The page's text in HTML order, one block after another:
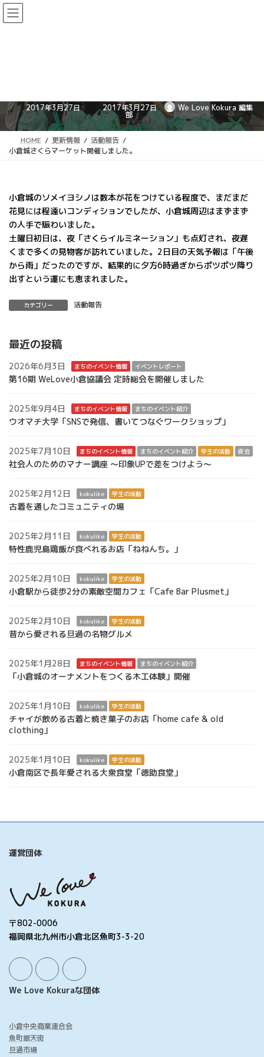
コ
ン
ッ
ナ
ビ
移
2017年3月27日 最
終
更
日
時
:
2017年3月27日 We Love Kokura 編集
部
HOME 更新情報
活動報告
小倉城さくらマーケット開催しました。
小倉城のソメイヨシノは数本が花をつけている程度で、まだまだ
花見には程遠いコンディションでしたが、小倉城周辺はまずまず
の人手で賑わいました。
土曜日初日は、夜「さくらイルミネーション」も点灯され、夜遅
くまで多くの見物客が訪れていました。2日目の天気予報は「午後
から雨」だったのですが、結果的に夕方6時過ぎからポツポツ降り
出すという運にも恵まれました。
カテゴリー 活動報告
最近の投稿
2026年6月3日 まちのイベント情報 イベントレポート
第16期 WeLove小倉協議会 定時総会を開催しました
2025年9月4日 まちのイベント情報 まちのイベント紹介
ウオマチ大学「SNSで発信、書いてつなぐワークショップ」
2025年7月10日 まちのイベント情報 まちのイベント紹介 学生の活動 夜会
社会人のためのマナー講座 ～印象UPで差をつけよう～
2025年2月12日 kokulike 学生の活動
古着を通したコミュニティの場
2025年2月11日 kokulike 学生の活動
特性鹿児島鶏飯が食べれるお店「ねねんち。」
2025年2月10日 kokulike 学生の活動
小倉駅から徒歩2分の素敵空間カフェ「Cafe Bar Plusmet」
2025年2月10日 kokulike 学生の活動
昔から愛される旦過の名物グルメ
2025年1月28日 まちのイベント情報 まちのイベント紹介
「小倉城のオーナメントをつくる木工体験」開催
2025年1月10日 kokulike 学生の活動
チャイが飲める古着と焼き菓子のお店「home cafe & old
clothing」
2025年1月10日 kokulike 学生の活動
小倉南区で長年愛される大衆食堂「徳助食堂」
運営団体
〒802-0006
福岡県北九州市小倉北区魚町3-3-20
We Love Kokuraな団体
小倉中央商業連合会
魚町銀天街
旦過市場